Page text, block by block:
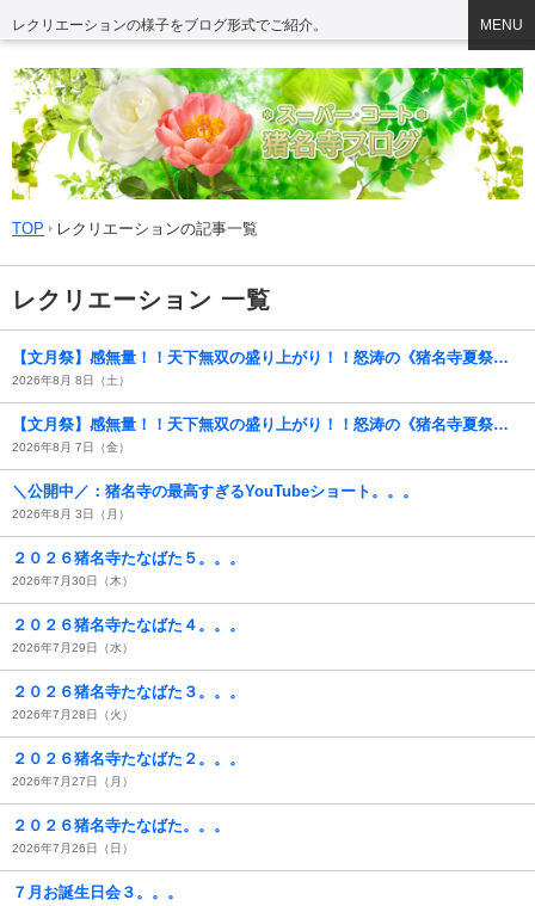
レクリエーションの様子をブログ形式でご紹介。 MENU
TOP レクリエーションの記事一覧
レクリエーション 一覧
【文月祭】感無量！！天下無双の盛り上がり！！怒涛の《猪名寺夏祭》２。。。
2026年8月 8日（土）
【文月祭】感無量！！天下無双の盛り上がり！！怒涛の《猪名寺夏祭》。。。
2026年8月 7日（金）
＼公開中／：猪名寺の最高すぎるYouTubeショート。。。
2026年8月 3日（月）
２０２６猪名寺たなばた５。。。
2026年7月30日（木）
２０２６猪名寺たなばた４。。。
2026年7月29日（水）
２０２６猪名寺たなばた３。。。
2026年7月28日（火）
２０２６猪名寺たなばた２。。。
2026年7月27日（月）
２０２６猪名寺たなばた。。。
2026年7月26日（日）
７月お誕生日会３。。。